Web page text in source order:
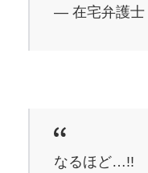
— 在宅弁護士
なるほど…!!